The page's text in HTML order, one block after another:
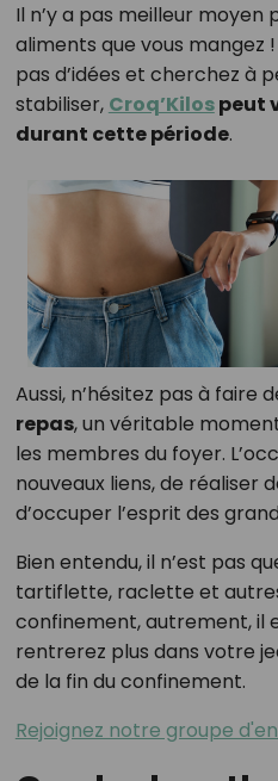
Il n’y a pas meilleur
aliments que vous mangez !
pas d’idées et cherchez à
stabiliser, Croq’Kilospeut
durant cette période.
Aussi, n’hésitez pas à faire
repas, un véritable
les membres du foyer.
nouveaux liens, de réaliser
d’occuper l’esprit des
Bien entendu, il n’est pas
tartiflette, raclette et
confinement, autrement, il
rentrerez plus dans votre
de la fin du confinement.
Rejoignez notre groupe